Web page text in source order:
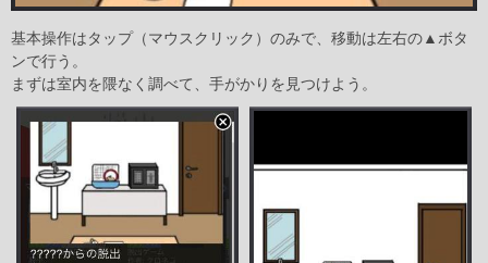
基本操作はタップ（マウスクリック）のみで、移動は左右の▲ボタ
ンで行う。
まずは室内を隈なく調べて、手がかりを見つけよう。